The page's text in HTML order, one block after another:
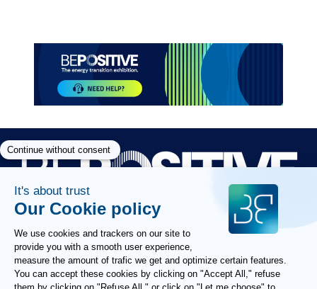
Paragraphes
Paragraphes
Paragraphes